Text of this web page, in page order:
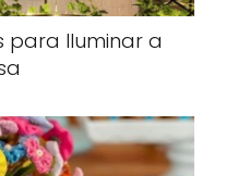
para Iluminar a